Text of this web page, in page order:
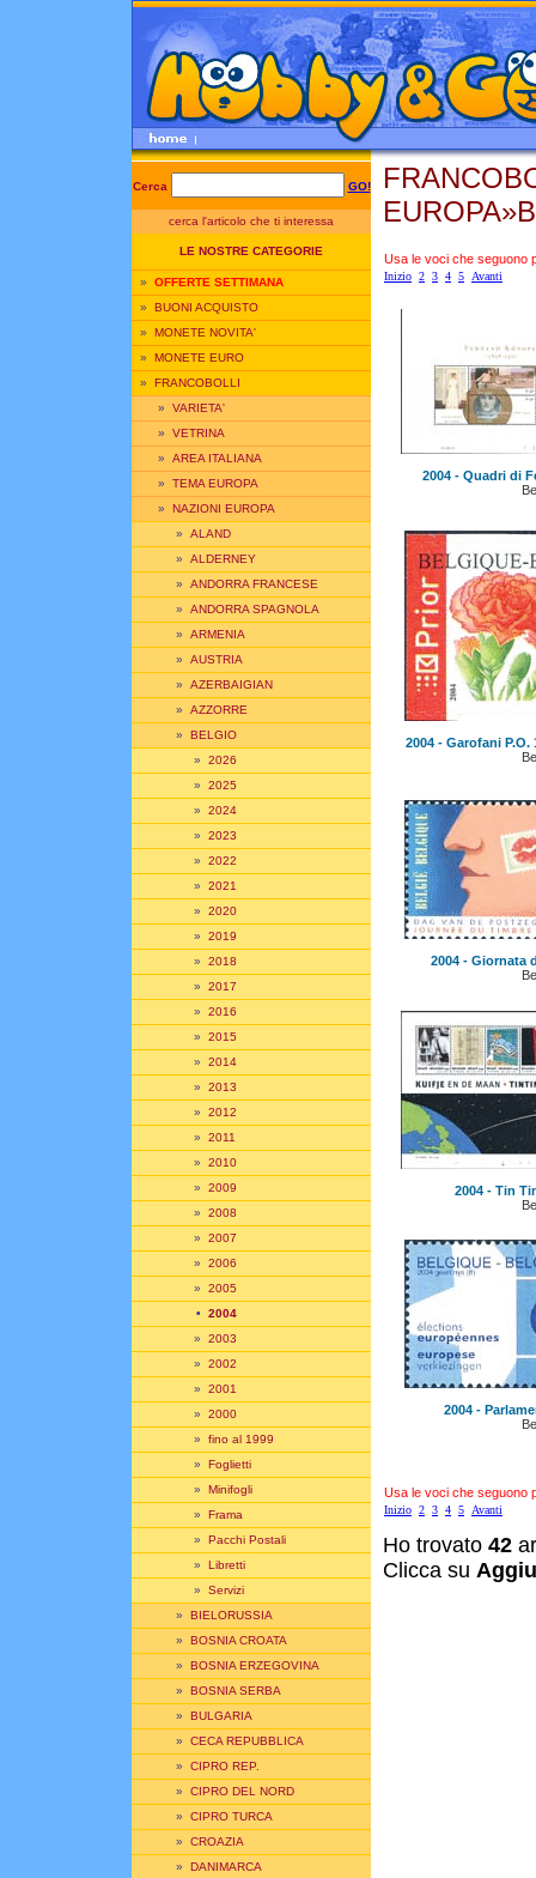
Cerca GO!
cerca l'articolo che ti interessa
LE NOSTRE CATEGORIE
» OFFERTE SETTIMANA
» BUONI ACQUISTO
» MONETE NOVITA'
» MONETE EURO
» FRANCOBOLLI
» VARIETA'
» VETRINA
» AREA ITALIANA
» TEMA EUROPA
» NAZIONI EUROPA
» ALAND
» ALDERNEY
» ANDORRA FRANCESE
» ANDORRA SPAGNOLA
» ARMENIA
» AUSTRIA
» AZERBAIGIAN
» AZZORRE
» BELGIO
» 2026
» 2025
» 2024
» 2023
» 2022
» 2021
» 2020
» 2019
» 2018
» 2017
» 2016
» 2015
» 2014
» 2013
» 2012
» 2011
» 2010
» 2009
» 2008
» 2007
» 2006
» 2005
• 2004
» 2003
» 2002
» 2001
» 2000
» fino al 1999
» Foglietti
» Minifogli
» Frama
» Pacchi Postali
» Libretti
» Servizi
» BIELORUSSIA
» BOSNIA CROATA
» BOSNIA ERZEGOVINA
» BOSNIA SERBA
» BULGARIA
» CECA REPUBBLICA
» CIPRO REP.
» CIPRO DEL NORD
» CIPRO TURCA
» CROAZIA
» DANIMARCA
Usa le voci che seguono
Inizio 2 3 4 5 Avanti
2004 - Quadri di
2004 - Garofani
2004 - Giornata
2004 - Tin
2004 -
Usa le voci che seguono
Inizio 2 3 4 5 Avanti
Ho trovato 42
Clicca su